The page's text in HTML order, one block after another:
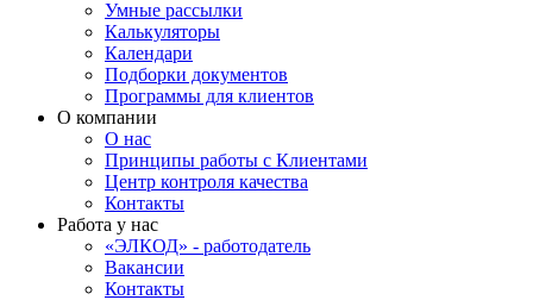
Умные рассылки
Калькуляторы
Календари
Подборки документов
Программы для клиентов
О компании
О нас
Принципы работы с Клиентами
Центр контроля качества
Контакты
Работа у нас
«ЭЛКОД» - работодатель
Вакансии
Контакты